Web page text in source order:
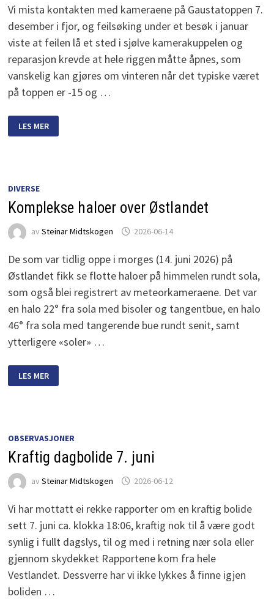
Vi mista kontakten med kameraene på Gaustatoppen 7.
desember i fjor, og feilsøking under et besøk i januar
viste at feilen lå et sted i sjølve kamerakuppelen og
reparasjon krevde at hele riggen måtte åpnes, som
vanskelig kan gjøres om vinteren når det typiske været
på toppen er -15 og …
KAMERAENE
PÅ
GAUSTATOPPEN
LES MER
DIVERSE
Komplekse haloer over Østlandet
av Steinar Midtskogen 2026-06-14
De som var tidlig oppe i morges (14. juni 2026) på
Østlandet fikk se flotte haloer på himmelen rundt sola,
som også blei registrert av meteorkameraene. Det var
en halo 22° fra sola med bisoler og tangentbue, en halo
46° fra sola med tangerende bue rundt senit, samt
ytterligere «soler» …
KOMPLEKSE
HALOER
OVER
LES MER
OBSERVASJONER
Kraftig dagbolide 7. juni
av Steinar Midtskogen 2026-06-12
Vi har mottatt ei rekke rapporter om en kraftig bolide
sett 7. juni ca. klokka 18:06, kraftig nok til å være godt
synlig i fullt dagslys, til og med i retning nær sola eller
gjennom skydekket Rapportene kom fra hele
Vestlandet. Dessverre har vi ikke lykkes å finne igjen
boliden …